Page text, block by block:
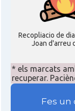
Recopliacio de
Joan d'arreu
* els marcats
recuperar.
Fes un